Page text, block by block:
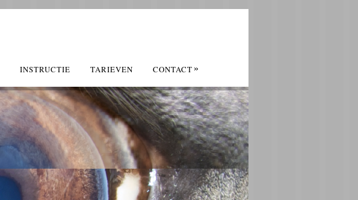
INSTRUCTIE TARIEVEN CONTACT »